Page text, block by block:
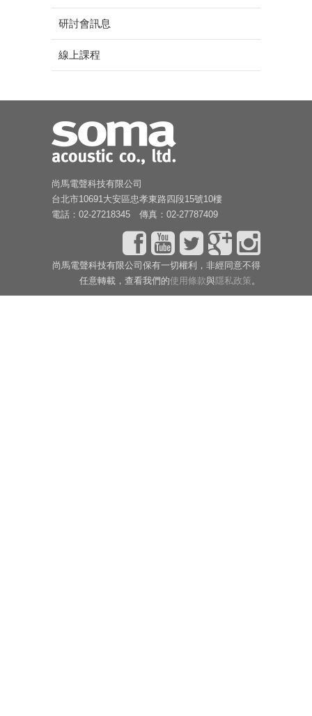
研討會訊息
線上課程
尚馬電聲科技有限公司
台北市10691大安區忠孝東路四段15號10樓
電話：02-27218345 傳真：02-27787409
尚馬電聲科技有限公司保有一切權利，非經同意不得
任意轉載，查看我們的使用條款與隱私政策 。